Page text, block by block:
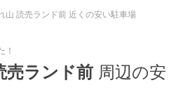
山 読売ランド前 近くの安い駐車場
！
売ランド前 周辺の安